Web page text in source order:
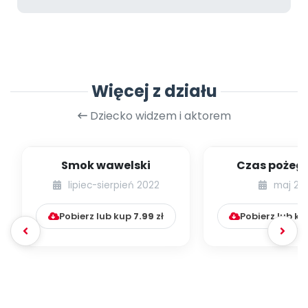
Więcej z działu
Dziecko widzem i aktorem
Smok wawelski
lipiec-sierpień 2022
Pobierz lub kup 7.99 zł
Czas
maj
Pobierz lub